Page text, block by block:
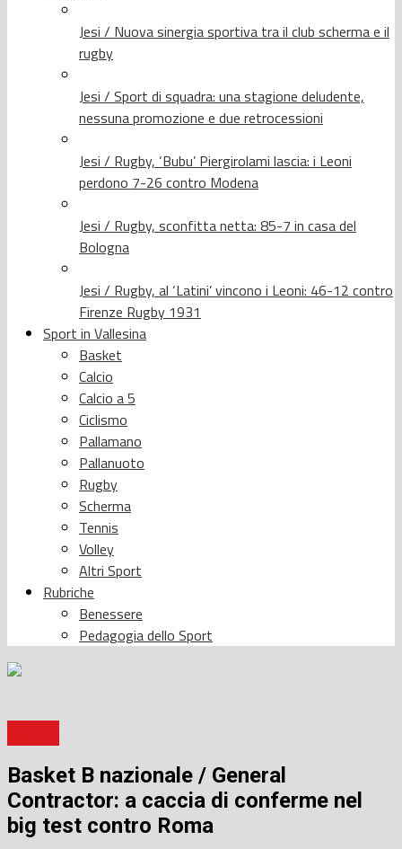
Jesi / Nuova sinergia sportiva tra il club scherma e il
rugby
Jesi / Sport di squadra: una stagione deludente,
nessuna promozione e due retrocessioni
Jesi / Rugby, ‘Bubu’ Piergirolami lascia: i Leoni
perdono 7-26 contro Modena
Jesi / Rugby, sconfitta netta: 85-7 in casa del
Bologna
Jesi / Rugby, al ‘Latini’ vincono i Leoni: 46-12 contro
Firenze Rugby 1931
Sport in Vallesina
Basket
Calcio
Calcio a 5
Ciclismo
Pallamano
Pallanuoto
Rugby
Scherma
Tennis
Volley
Altri Sport
Rubriche
Benessere
Pedagogia dello Sport
Basket B nazionale / General
Contractor: a caccia di conferme nel
big test contro Roma